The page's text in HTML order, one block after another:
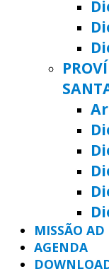
MISSÃO AD
AGENDA